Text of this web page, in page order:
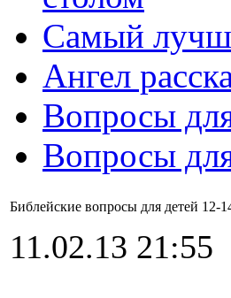
Самый
Ангел
Вопросы
Вопросы
Библейские вопросы для детей 12-
11.02.13 21:55